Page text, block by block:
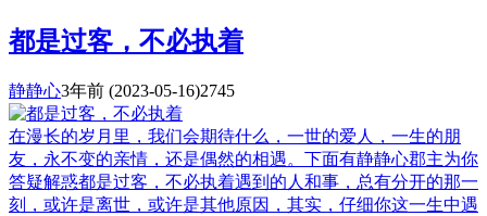
都是过客，不必执着
静静心3年前 (2023-05-16)2745
在漫长的岁月里，我们会期待什么，一世的爱人，一生的朋
友，永不变的亲情，还是偶然的相遇。下面有静静心郡主为你
答疑解惑都是过客，不必执着遇到的人和事，总有分开的那一
刻，或许是离世，或许是其他原因，其实，仔细你这一生中遇